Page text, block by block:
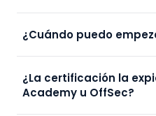
¿Cuándo puedo
¿La certificación la
Academy u OffSec?